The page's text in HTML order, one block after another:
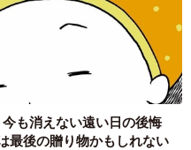
も消えない遠い日の後悔
最後の贈り物かもしれない